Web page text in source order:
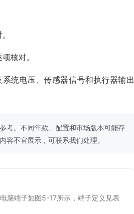
核对。
统电压、传感器信号和执行器输出
考。不同年款、配置和市场版本可能存
不宜展示，可联系我们处理。
脑端子如图5-17所示，端子定义见表